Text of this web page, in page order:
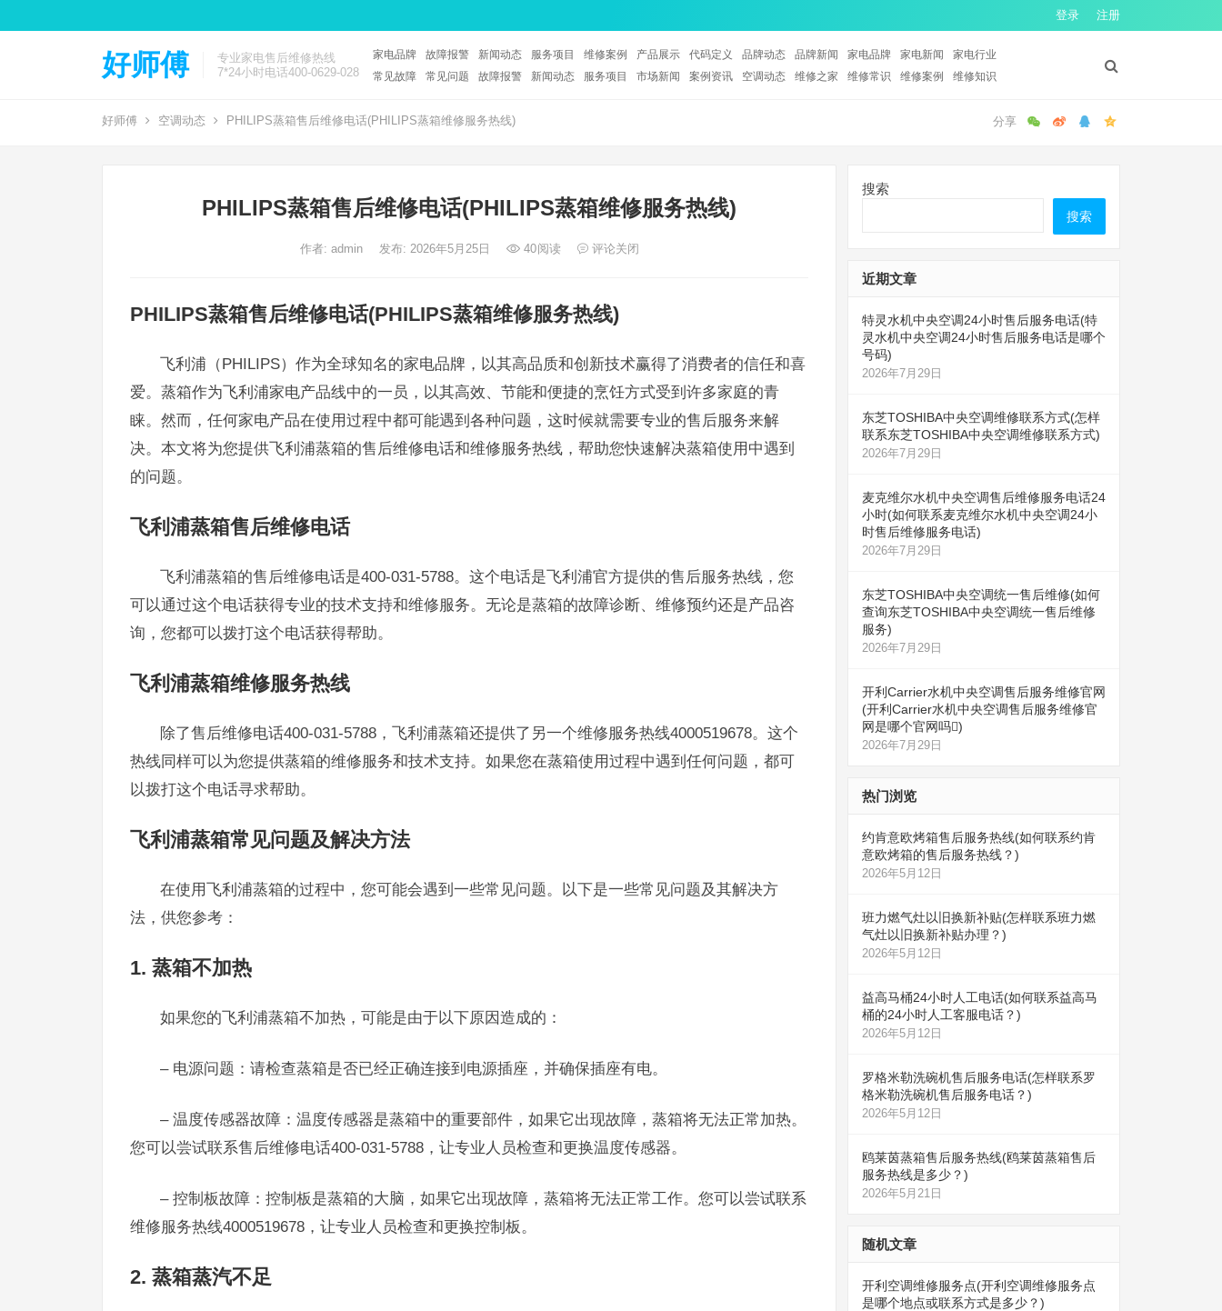
登录 注册
好师傅
专业家电售后维修热线
7*24小时电话400-0629-028
家电品牌 故障报警 新闻动态 服务项目 维修案例 产品展示 代码定义 品牌动态 品牌新闻 家电品牌 家电新闻
家电行业
常见故障
常见问题 故障报警 新闻动态 服务项目 市场新闻 案例资讯 空调动态 维修之家 维修常识 维修案例 维修知识
好师傅 空调动态 PHILIPS蒸箱售后维修电话(PHILIPS蒸箱维修服务热线)
PHILIPS蒸箱售后维修电话(PHILIPS蒸箱维修服务热线)
作者: admin 发布: 2026年5月25日 40阅读 评论关闭
PHILIPS蒸箱售后维修电话(PHILIPS蒸箱维修服务热线)
飞利浦（PHILIPS）作为全球知名的家电品牌，以其高品质和创新技术赢得了消费者的信任和喜
爱。蒸箱作为飞利浦家电产品线中的一员，以其高效、节能和便捷的烹饪方式受到许多家庭的青
睐。然而，任何家电产品在使用过程中都可能遇到各种问题，这时候就需要专业的售后服务来解
决。本文将为您提供飞利浦蒸箱的售后维修电话和维修服务热线，帮助您快速解决蒸箱使用中遇到
的问题。
飞利浦蒸箱售后维修电话
飞利浦蒸箱的售后维修电话是400-031-5788。这个电话是飞利浦官方提供的售后服务热线，您
可以通过这个电话获得专业的技术支持和维修服务。无论是蒸箱的故障诊断、维修预约还是产品咨
询，您都可以拨打这个电话获得帮助。
飞利浦蒸箱维修服务热线
除了售后维修电话400-031-5788，飞利浦蒸箱还提供了另一个维修服务热线4000519678。这个
热线同样可以为您提供蒸箱的维修服务和技术支持。如果您在蒸箱使用过程中遇到任何问题，都可
以拨打这个电话寻求帮助。
飞利浦蒸箱常见问题及解决方法
在使用飞利浦蒸箱的过程中，您可能会遇到一些常见问题。以下是一些常见问题及其解决方
法，供您参考：
1. 蒸箱不加热
如果您的飞利浦蒸箱不加热，可能是由于以下原因造成的：
– 电源问题：请检查蒸箱是否已经正确连接到电源插座，并确保插座有电。
– 温度传感器故障：温度传感器是蒸箱中的重要部件，如果它出现故障，蒸箱将无法正常加热。
您可以尝试联系售后维修电话400-031-5788，让专业人员检查和更换温度传感器。
– 控制板故障：控制板是蒸箱的大脑，如果它出现故障，蒸箱将无法正常工作。您可以尝试联系
维修服务热线4000519678，让专业人员检查和更换控制板。
2. 蒸箱蒸汽不足
搜索
搜索
近期文章
特灵水机中央空调24小时售后服务电话(特
灵水机中央空调24小时售后服务电话是哪个
号码)
2026年7月29日
东芝TOSHIBA中央空调维修联系方式(怎样
联系东芝TOSHIBA中央空调维修联系方式)
2026年7月29日
麦克维尔水机中央空调售后维修服务电话24
小时(如何联系麦克维尔水机中央空调24小
时售后维修服务电话)
2026年7月29日
东芝TOSHIBA中央空调统一售后维修(如何
查询东芝TOSHIBA中央空调统一售后维修
服务)
2026年7月29日
开利Carrier水机中央空调售后服务维修官网
(开利Carrier水机中央空调售后服务维修官
网是哪个官网吗)
2026年7月29日
热门浏览
约肯意欧烤箱售后服务热线(如何联系约肯
意欧烤箱的售后服务热线？)
2026年5月12日
班力燃气灶以旧换新补贴(怎样联系班力燃
气灶以旧换新补贴办理？)
2026年5月12日
益高马桶24小时人工电话(如何联系益高马
桶的24小时人工客服电话？)
2026年5月12日
罗格米勒洗碗机售后服务电话(怎样联系罗
格米勒洗碗机售后服务电话？)
2026年5月12日
鸥莱茵蒸箱售后服务热线(鸥莱茵蒸箱售后
服务热线是多少？)
2026年5月21日
随机文章
开利空调维修服务点(开利空调维修服务点
是哪个地点或联系方式是多少？)